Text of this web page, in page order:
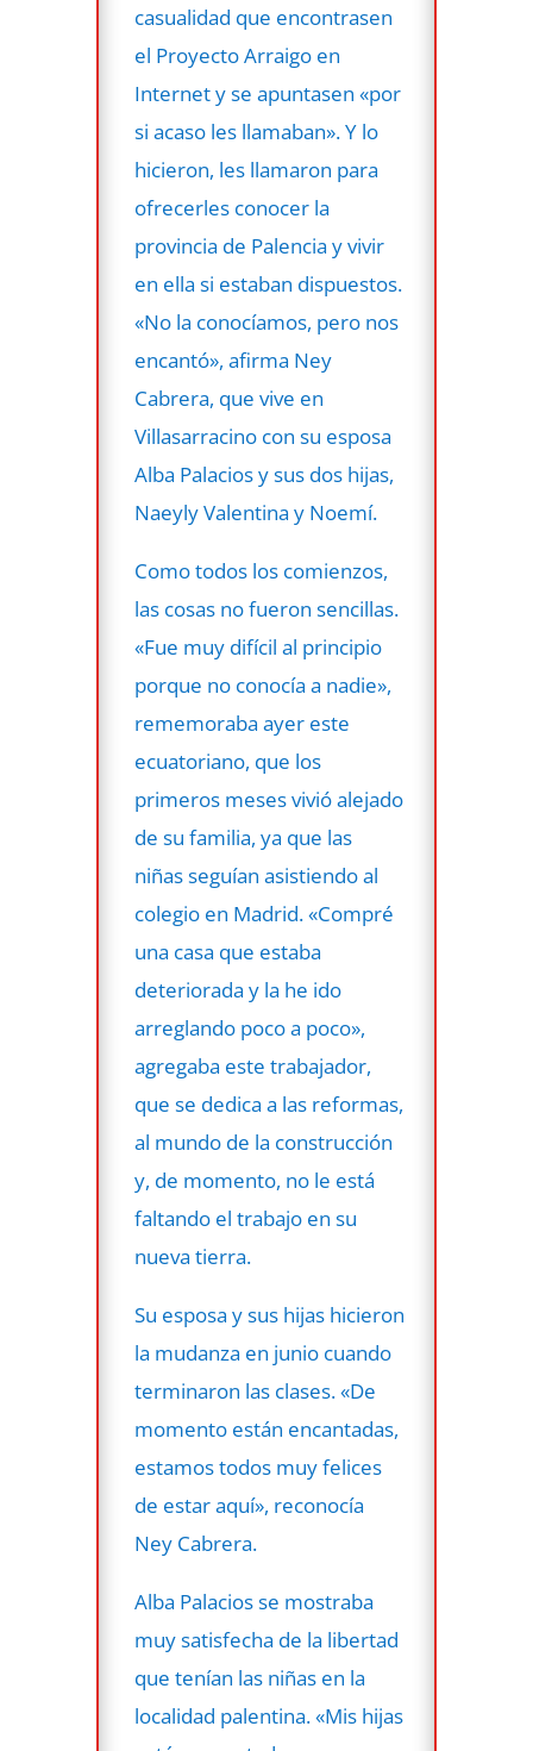
casualidad que encontrasen
el Proyecto Arraigo en
Internet y se apuntasen «por
si acaso les llamaban». Y lo
hicieron, les llamaron para
ofrecerles conocer la
provincia de Palencia y vivir
en ella si estaban dispuestos.
«No la conocíamos, pero nos
encantó», afirma Ney
Cabrera, que vive en
Villasarracino con su esposa
Alba Palacios y sus dos hijas,
Naeyly Valentina y Noemí.
Como todos los comienzos,
las cosas no fueron sencillas.
«Fue muy difícil al principio
porque no conocía a nadie»,
rememoraba ayer este
ecuatoriano, que los
primeros meses vivió alejado
de su familia, ya que las
niñas seguían asistiendo al
colegio en Madrid. «Compré
una casa que estaba
deteriorada y la he ido
arreglando poco a poco»,
agregaba este trabajador,
que se dedica a las reformas,
al mundo de la construcción
y, de momento, no le está
faltando el trabajo en su
nueva tierra.
Su esposa y sus hijas hicieron
la mudanza en junio cuando
terminaron las clases. «De
momento están encantadas,
estamos todos muy felices
de estar aquí», reconocía
Ney Cabrera.
Alba Palacios se mostraba
muy satisfecha de la libertad
que tenían las niñas en la
localidad palentina. «Mis hijas